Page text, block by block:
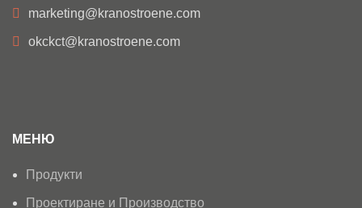
marketing@kranostroene.com
okckct@kranostroene.com
МЕНЮ
Продукти
Проектиране и Производство